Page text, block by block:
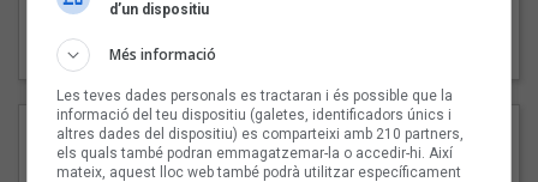
Pep Álvarez amb Joan Muntaner (Xanguito)
d’un dispositiu
Més informació
Les teves dades personals es tractaran i és possible que la
informació del teu dispositiu (galetes, identificadors únics i
altres dades del dispositiu) es comparteixi amb 210 partners,
els quals també podran emmagatzemar-la o accedir-hi. Així
mateix, aquest lloc web també podrà utilitzar específicament